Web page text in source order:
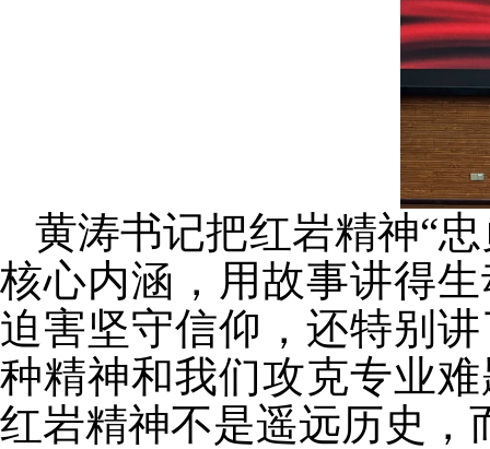
黄涛书记把红岩精神“
核心内涵，用故事讲得
迫害坚守信仰，还特别
种精神和我们攻克专业
红岩精神不是遥远历史，